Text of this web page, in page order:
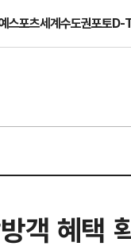
스포츠세계수도권포토D-
객 혜택